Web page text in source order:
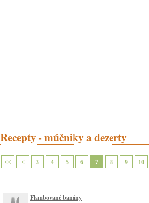
Recepty - múčniky a dezerty
<< < 3 4 5 6 7 8 9 10
Flambované banány